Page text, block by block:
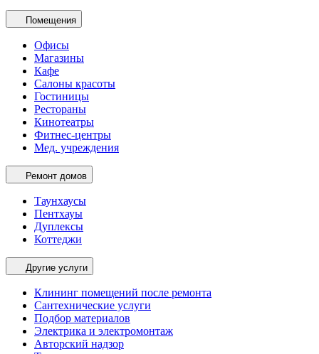
Помещения
Офисы
Магазины
Кафе
Салоны красоты
Гостиницы
Рестораны
Кинотеатры
Фитнес-центры
Мед. учреждения
Ремонт домов
Таунхаусы
Пентхауы
Дуплексы
Коттеджи
Другие услуги
Клининг помещений после ремонта
Сантехнические услуги
Подбор материалов
Электрика и электромонтаж
Авторский надзор